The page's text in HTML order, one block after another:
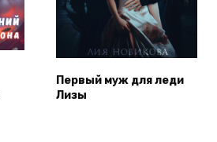
Первый муж для леди
Лизы